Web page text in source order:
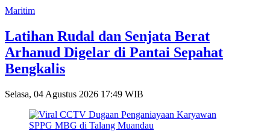
Maritim
Latihan Rudal dan Senjata Berat
Arhanud Digelar di Pantai Sepahat
Bengkalis
Selasa, 04 Agustus 2026 17:49 WIB